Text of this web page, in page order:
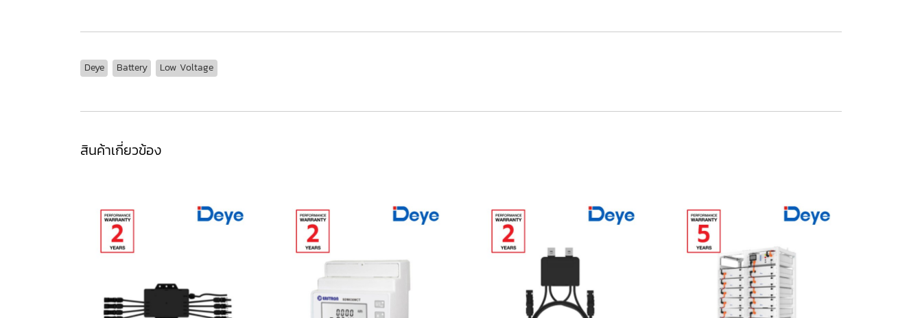
Deye Battery Low Voltage
สินค้าเกี่ยวข้อง